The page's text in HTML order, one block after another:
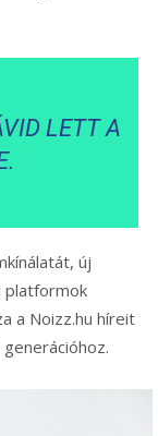
LETT A
új
platformok
a Noizz.hu híreit